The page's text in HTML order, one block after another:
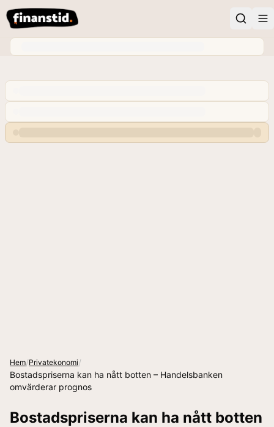
Hem/Privatekonomi/
Bostadspriserna kan ha nått botten – Handelsbanken
omvärderar prognos
Bostadspriserna kan ha nått botten